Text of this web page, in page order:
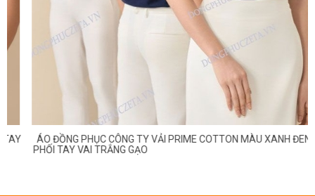
ÁO ĐỒNG PHỤC CÔNG TY VẢI PRIME COTTON MÀU XANH ĐEN
PHỐI TAY VAI TRẮNG GẠO